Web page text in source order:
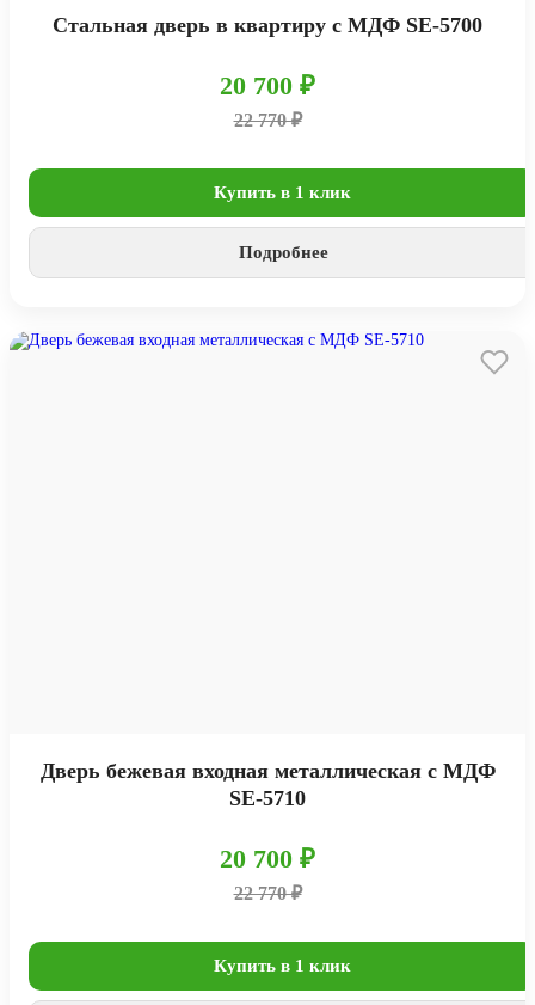
Стальная дверь в квартиру с МДФ SE-5700
20 700 ₽
22 770 ₽
Купить в 1 клик
Подробнее
Дверь бежевая входная металлическая с МДФ
SE-5710
20 700 ₽
22 770 ₽
Купить в 1 клик